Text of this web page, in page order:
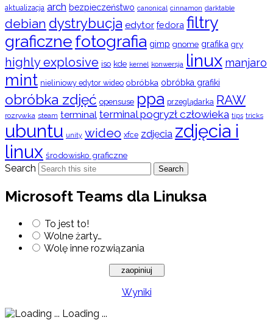
aktualizacja arch bezpieczeństwo canonical cinnamon darktable
debian dystrybucja edytor fedora filtry
graficznefotografia gimp gnome grafika gry
highly explosive iso kde kernel konwersja linux manjaro
mint nieliniowy edytor wideo obróbka obróbka grafiki
obróbka zdjęć opensuse ppa przeglądarka RAW
rozrywka steam terminal terminal pogryzł człowieka tips tricks
ubuntu unity wideo xfce zdjęcia zdjęcia i
linux środowisko graficzne
Search Search
Microsoft Teams dla Linuksa
To jest to!
Wolne żarty…
Wolę inne rozwiązania
Wyniki
Loading ...